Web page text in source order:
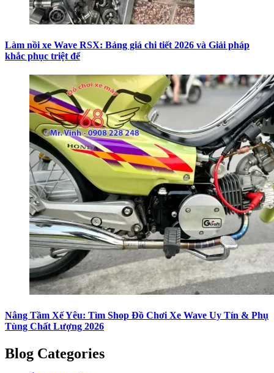
Làm nồi xe Wave RSX: Bảng giá chi tiết 2026 và Giải pháp
khắc phục triệt để
Nâng Tầm Xế Yêu: Tìm Shop Đồ Chơi Xe Wave Uy Tín & Phụ
Tùng Chất Lượng 2026
Blog Categories